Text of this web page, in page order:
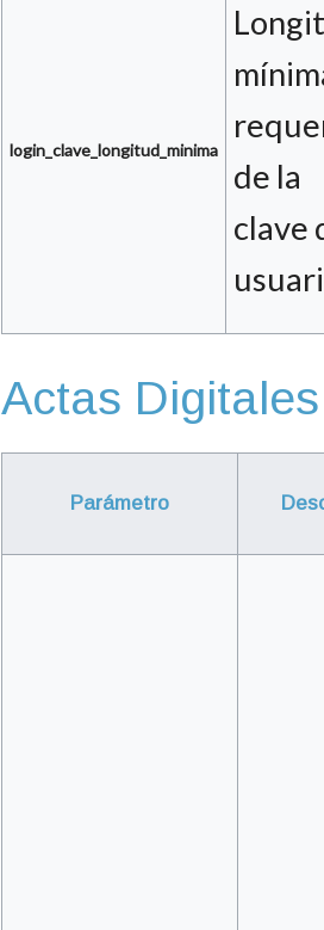
login_clave_longitud_minima
de la
clave
Actas Digitales
Parámetro